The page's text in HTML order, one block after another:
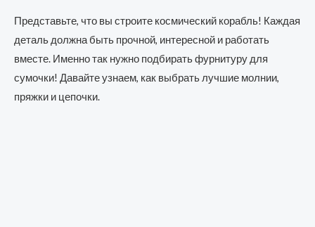
Представьте, что вы строите космический корабль! Каждая
деталь должна быть прочной, интересной и работать
вместе. Именно так нужно подбирать фурнитуру для
сумочки! Давайте узнаем, как выбрать лучшие молнии,
пряжки и цепочки.